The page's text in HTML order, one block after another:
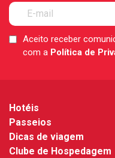
LGPDAceito receber
com a Política de
Hotéis
Passeios
Dicas de viagem
Clube de Hospedagem